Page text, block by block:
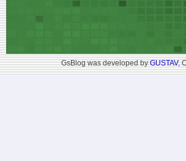
GsBlog was developed byGUSTAV,